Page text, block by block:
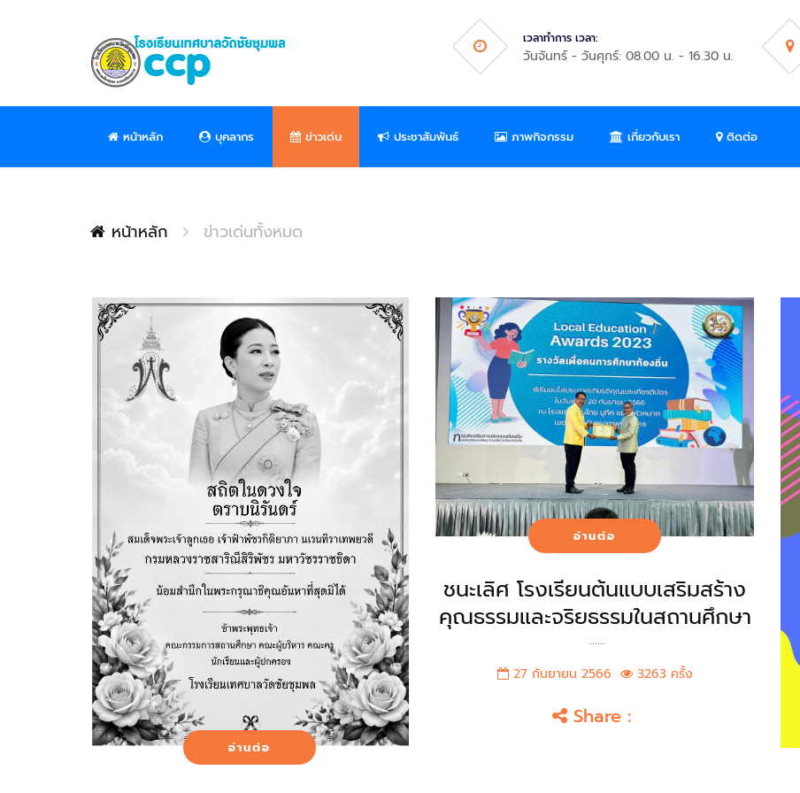
เวลาทำการ เวลา:
วันจันทร์ - วันศุกร์: 08.00 น. - 16.30 น.
หน้าหลัก บุคลากร ข่าวเด่น ประชาสัมพันธ์ ภาพกิจกรรม เกี่ยวกับเรา ติดต่อ
หน้าหลัก ข่าวเด่นทั้งหมด
อ่านต่อ
อ่านต่อ
ชนะเลิศ โรงเรียนต้นแบบเสริมสร้าง
คุณธรรมและจริยธรรมในสถานศึกษา
......
27 กันยายน 2566
3263 ครั้ง
Share :